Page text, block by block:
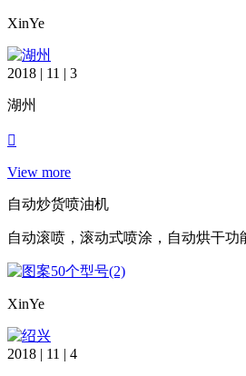
XinYe
2018 | 11 | 3
湖州
View more
自动炒货喷油机
自动滚喷，滚动式喷涂，自动烘干功
XinYe
2018 | 11 | 4